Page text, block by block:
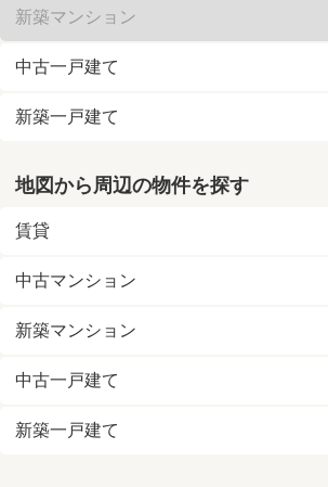
新築マンション
中古一戸建て
新築一戸建て
地図から周辺の物件を探す
賃貸
中古マンション
新築マンション
中古一戸建て
新築一戸建て